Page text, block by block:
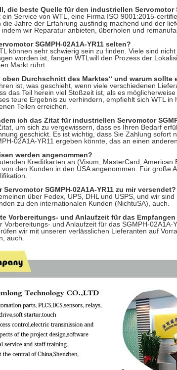
die beste Quelle für den industriellen Servomotor
Service von WTL, eine Firma ISO 9001:2015-
die Jahre der Erfahrung ausfindig machend und der
wir Reparatur anbieten, überholen und
SGMPH-02A1A-YR11 selten?
können sehr schwierig sein zu finden. Viele sind
worden ist, fangen WTLwill den Prozess der
Markt rührt.
oben Durchschnitt des Marktes“ und warum sollte
ist, was geschieht, wenn viele verschiedenen
das Teil herein viel Stoßzeit ist, als es
teure Ergebnis zu verhindern, empfiehlt sich WTL
Teilen erreichen.
ich das Zitat für industriellen Servomotor
um sich zu vergewissern, dass es Ihren Bedarf
geschickt. Es ist wichtig, dass Sie Zahlung
02A1A-YR11 ergeben könnte, das an einen
werden angenommen?
Kreditkarten an (Visum, MasterCard,
den Kunden in den USA angenommen. Für
SGMPH-02A1A-YR11 zu mir versendet?
über Fedex, UPS, DHL und USPS, und wir
zu den internationalen Kunden (NichtuSA), auch.
Vorbereitungs- und Anlaufzeit für das
Vorbereitungs- und Anlaufzeit für das SGMPH-
wir mit unseren verlässlichen Lieferanten auf
auch.